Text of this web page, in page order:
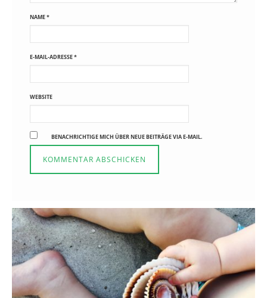
NAME*
E-MAIL-ADRESSE*
WEBSITE
BENACHRICHTIGE MICH ÜBER NEUE BEITRÄGE VIA E-MAIL.
Reisen in der Elternzeit
16. SEPTEMBER 2019